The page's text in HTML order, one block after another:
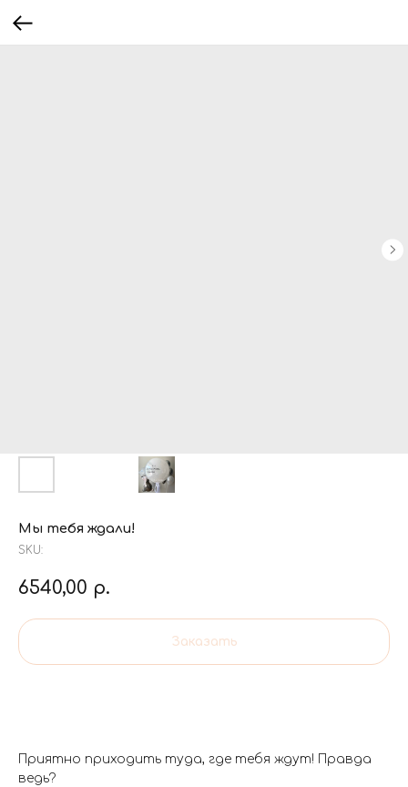
Мы тебя ждали!
SKU:
6540,00 р.
Заказать
Приятно приходить туда, где тебя ждут! Правда
ведь?